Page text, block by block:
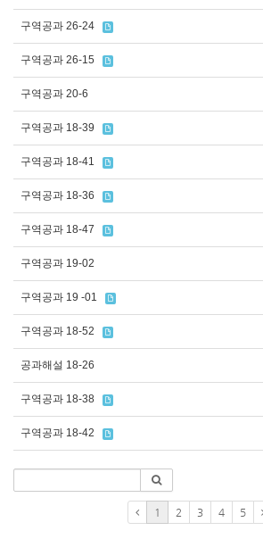
구역공과 26-24
구역공과 26-15
구역공과 20-6
구역공과 18-39
구역공과 18-41
구역공과 18-36
구역공과 18-47
구역공과 19-02
구역공과 19 -01
구역공과 18-52
공과해설 18-26
구역공과 18-38
구역공과 18-42
1 2 3 4 5